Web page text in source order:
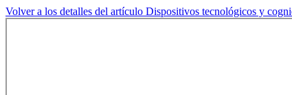
Volver a los detalles del artículo Dispositivos tecnológicos y